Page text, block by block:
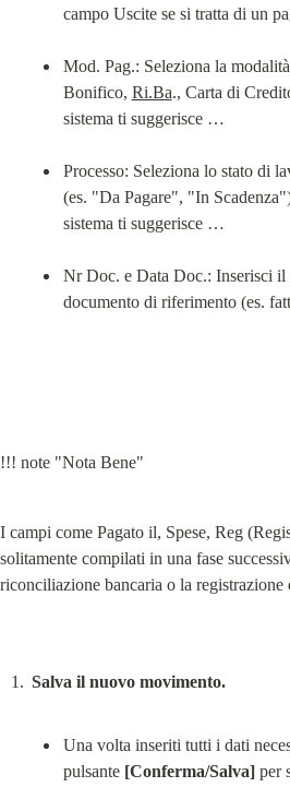
campo Uscite se si tratta di un
Mod. Pag.: Seleziona la
Bonifico, Ri.Ba., Carta di
sistema ti suggerisce …
Processo: Seleziona lo stato di
(es. "Da Pagare", "In
sistema ti suggerisce …
Nr Doc. e Data Doc.: Inserisci
documento di riferimento (es.
!!! note "Nota Bene"
I campi come Pagato il, Spese, Reg
solitamente compilati in una fase
riconciliazione bancaria o la registrazione
Salva il nuovo movimento.
Una volta inseriti tutti i dati
pulsante [Conferma/Salva] per